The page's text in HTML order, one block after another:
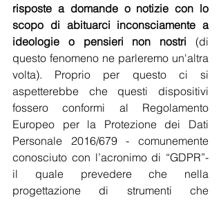
risposte a domande o notizie con lo
scopo di abituarci inconsciamente a
ideologie o pensieri non nostri (di
questo fenomeno ne parleremo un'altra
volta). Proprio per questo ci si
aspetterebbe che questi dispositivi
fossero conformi al Regolamento
Europeo per la Protezione dei Dati
Personale 2016/679 - comunemente
conosciuto con l’acronimo di “GDPR”-
il quale prevedere che nella
progettazione di strumenti che